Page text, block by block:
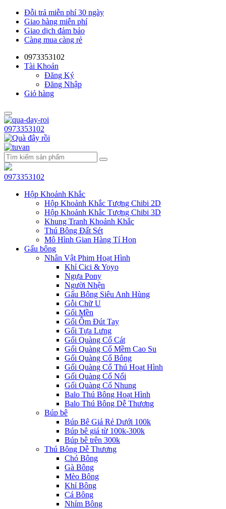
Đỗi trả miễn phí 30 ngày
Giao hàng miễn phí
Giao dịch đảm bảo
Càng mua càng rẻ
0973353102
Tài Khoản
Đăng Ký
Đăng Nhập
Giỏ hàng
0973353102
0973353102
Hộp Khoảnh Khắc
Hộp Khoảnh Khắc Tượng Chibi 2D
Hộp Khoảnh Khắc Tượng Chibi 3D
Khung Tranh Khoảnh Khắc
Thú Bông Đất Sét
Mô Hình Gian Hàng Tí Hon
Gấu bông
Nhân Vật Phim Hoạt Hình
Khỉ Cici & Yoyo
Ngựa Pony
Người Nhện
Gấu Bông Siêu Anh Hùng
Gỗi Chữ U
Gối Mền
Gối Ôm Đút Tay
Gối Tựa Lưng
Gối Quàng Cổ Cát
Gối Quàng Cổ Mềm Cao Su
Gối Quàng Cổ Bông
Gối Quàng Cổ Thú Hoạt Hình
Gối Quàng Cổ Nổi
Gối Quàng Cổ Nhung
Balo Thú Bông Hoạt Hình
Balo Thú Bông Dễ Thương
Búp bê
Búp Bê Giá Rẻ Dưới 100k
Búp bê giá từ 100k-300k
Búp bê trên 300k
Thú Bông Dễ Thương
Chó Bông
Gà Bông
Mèo Bông
Khỉ Bông
Cá Bông
Nhím Bông